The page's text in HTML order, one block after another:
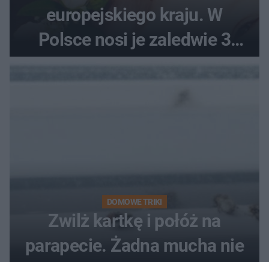
europejskiego kraju. W
Polsce nosi je zaledwie 3
kobiety
DOMOWE TRIKI
Zwilż kartkę i połóż na
parapecie. Żadna mucha nie